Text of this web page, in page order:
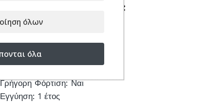
Τεχνικά Χαρακτηριστικά:
Τύπος Καλωδίου: USB-C
Ισχύς Φόρτισης: 45 W
Γρήγορη Φόρτιση: Ναι
Εγγύηση: 1 έτος
όλων
όλα